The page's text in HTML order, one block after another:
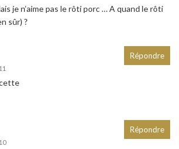
je n’aime pas le rôti porc … A quand le rôti
sûr) ?
Répondre
Répondre